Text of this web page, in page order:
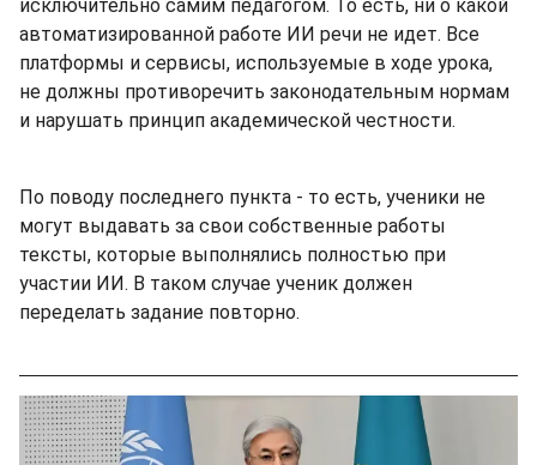
исключительно самим педагогом. То есть, ни о какой
автоматизированной работе ИИ речи не идет. Все
платформы и сервисы, используемые в ходе урока,
не должны противоречить законодательным нормам
и нарушать принцип академической честности.
По поводу последнего пункта - то есть, ученики не
могут выдавать за свои собственные работы
тексты, которые выполнялись полностью при
участии ИИ. В таком случае ученик должен
переделать задание повторно.